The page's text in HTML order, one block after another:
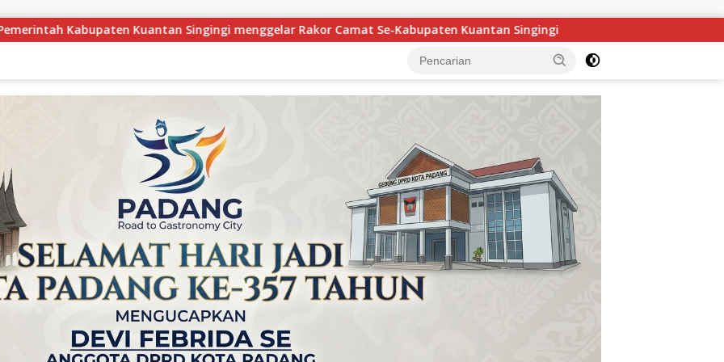
menggelar Rakor Camat Se-Kabupaten Kuantan Singingi Maigus Nasir Ajak Siswa SMA 1 Pertiwi Padang Raih